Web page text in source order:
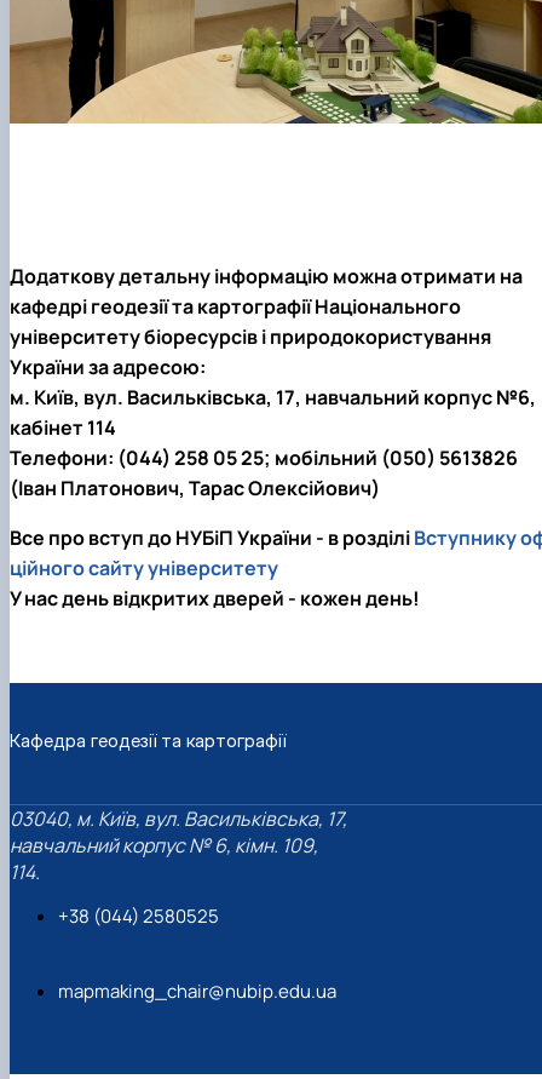
Додаткову детальну інформацію можна отримати на
кафедрі геодезії та картографії Національного
університету біоресурсів і природокористування
України за адресою:
м. Київ, вул. Васильківська, 17, навчальний корпус №6,
кабінет 114
Телефони: (044) 258 05 25; мобільний (050) 5613826
(Іван Платонович, Тарас Олексійович)
Все про вступ до НУБіП України - в розділіВступнику
ційного сайту університету
У нас день відкритих дверей - кожен день!
Кафедра геодезії та картографії
03040, м. Київ, вул. Васильківська, 17,
навчальний корпус № 6, кімн. 109,
114.
+38 (044) 2580525
mapmaking_chair@nubip.edu.ua